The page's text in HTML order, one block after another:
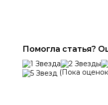
Помогла статья?
(Пока